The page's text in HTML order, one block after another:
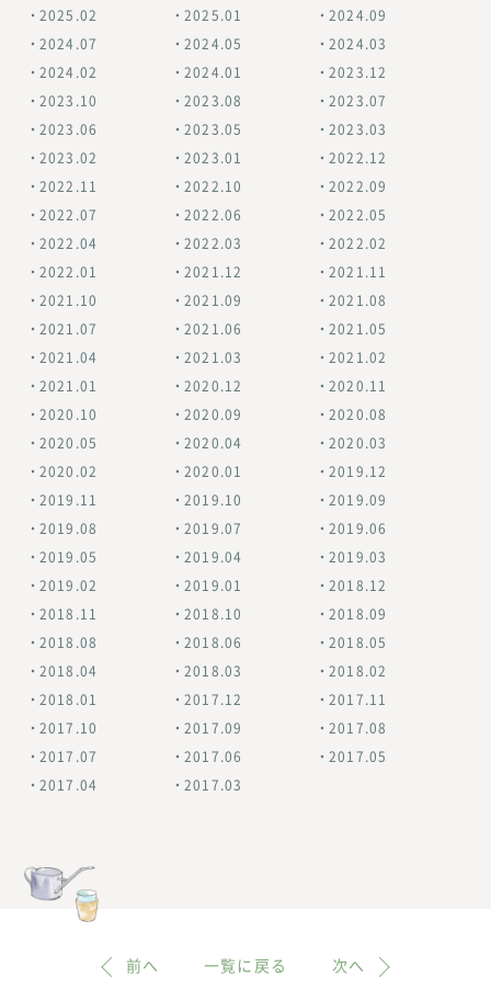
2025.02 2025.01 2024.09
2024.07 2024.05 2024.03
2024.02 2024.01 2023.12
2023.10 2023.08 2023.07
2023.06 2023.05 2023.03
2023.02 2023.01 2022.12
2022.11 2022.10 2022.09
2022.07 2022.06 2022.05
2022.04 2022.03 2022.02
2022.01 2021.12 2021.11
2021.10 2021.09 2021.08
2021.07 2021.06 2021.05
2021.04 2021.03 2021.02
2021.01 2020.12 2020.11
2020.10 2020.09 2020.08
2020.05 2020.04 2020.03
2020.02 2020.01 2019.12
2019.11 2019.10 2019.09
2019.08 2019.07 2019.06
2019.05 2019.04 2019.03
2019.02 2019.01 2018.12
2018.11 2018.10 2018.09
2018.08 2018.06 2018.05
2018.04 2018.03 2018.02
2018.01 2017.12 2017.11
2017.10 2017.09 2017.08
2017.07 2017.06 2017.05
2017.04 2017.03
前へ 一覧に戻る 次へ